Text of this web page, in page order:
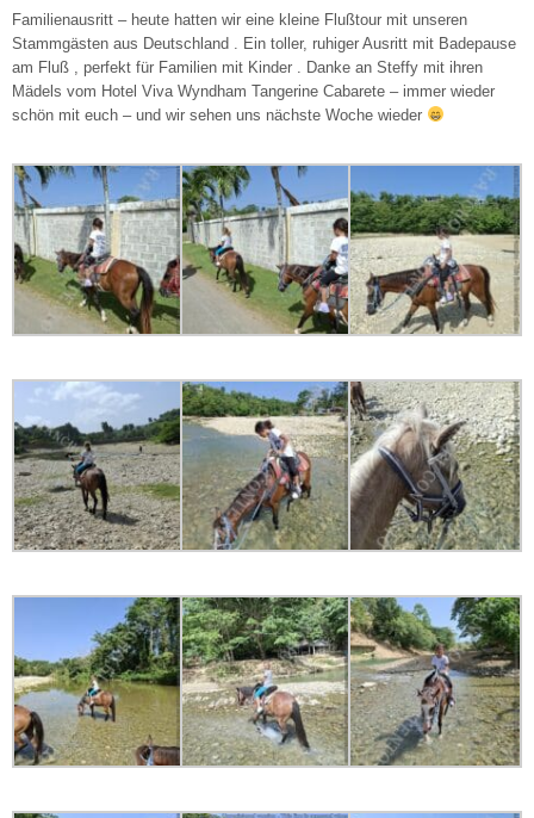
Familienausritt – heute hatten wir eine kleine Flußtour mit unseren
Stammgästen aus Deutschland . Ein toller, ruhiger Ausritt mit Badepause
am Fluß , perfekt für Familien mit Kinder . Danke an Steffy mit ihren
Mädels vom Hotel Viva Wyndham Tangerine Cabarete – immer wieder
schön mit euch – und wir sehen uns nächste Woche wieder